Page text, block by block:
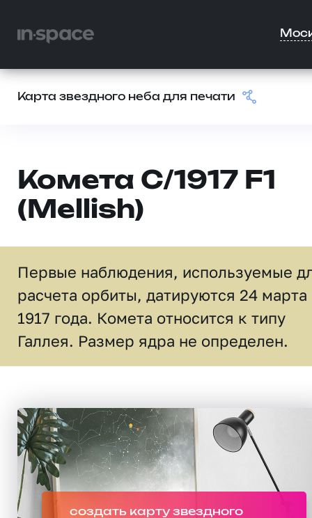
Карта звездного неба для печати
Комета C/1917 F1
(Mellish)
Первые наблюдения, используемые
расчета орбиты, датируются 24 марта
1917 года. Комета относится к типу
Галлея. Размер ядра не определен.
создать карту звездного